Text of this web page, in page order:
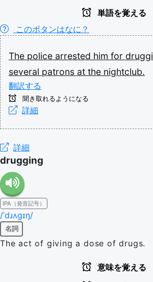
単語を覚える
このボタンはなに？
The police arrested him for
several patrons at the nightclub.
翻訳する
聞き取れるようになる
詳細
詳細
drugging
IPA（発音記号）
/ˈdɹʌɡɪŋ/
名詞
The act of giving a dose of drugs.
意味を覚える